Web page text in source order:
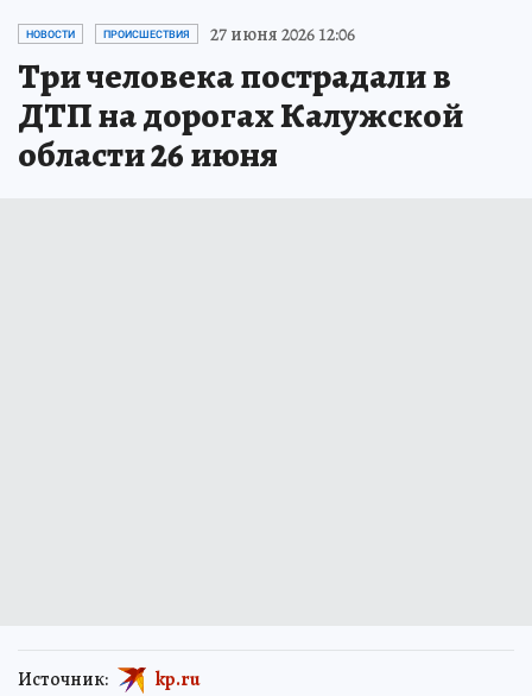
НОВОСТИ ПРОИСШЕСТВИЯ 27 июня 2026 12:06
Три человека пострадали в
ДТП на дорогах Калужской
области 26 июня
Источник: kp.ru